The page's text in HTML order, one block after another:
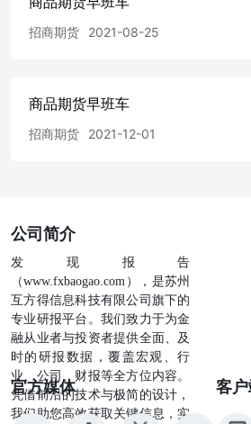
招商期货 2021-08-25
商品期货早班车
招商期货 2021-12-01
公司简介
发现报告
（www.fxbaogao.com），是苏州
互方得信息科技有限公司旗下的
专业研报平台。我们致力于为金
融从业者与投资者提供全面、及
时的研报数据，覆盖宏观、行
业、公司、财报等全方位内容。
凭借前沿的技术与极简的设计，
我们助您高效获取关键信息，实
官方媒体 客